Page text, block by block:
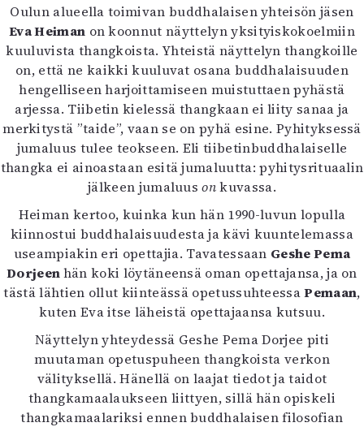
4/2026
2–3/2026
1/2026
6/2025
5/2025 saame
5/2025
Lehtiarkisto
Info
Tilaus ja irtonumerot
Yhteistyössä
Toimitus
Mediatiedot
Kaltio ry
Oulun alueella toimivan buddhalaisen yhteisön jäsen
Eva Heiman on koonnut näyttelyn yksityiskokoelmiin
kuuluvista thangkoista. Yhteistä näyttelyn thangkoille
on, että ne kaikki kuuluvat osana buddhalaisuuden
hengelliseen harjoittamiseen muistuttaen pyhästä
arjessa. Tiibetin kielessä thangkaan ei liity sanaa ja
merkitystä ”taide”, vaan se on pyhä esine. Pyhityksessä
jumaluus tulee teokseen. Eli tiibetinbuddhalaiselle
thangka ei ainoastaan esitä jumaluutta: pyhitysrituaalin
jälkeen jumaluusonkuvassa.
Heiman kertoo, kuinka kun hän 1990-luvun lopulla
kiinnostui buddhalaisuudesta ja kävi kuuntelemassa
useampiakin eri opettajia. Tavatessaan Geshe Pema
Dorjeenhän koki löytäneensä oman opettajansa, ja on
tästä lähtien ollut kiinteässä opetussuhteessaPemaan,
kuten Eva itse läheistä opettajaansa kutsuu.
Näyttelyn yhteydessä Geshe Pema Dorjee piti
muutaman opetuspuheen thangkoista verkon
välityksellä. Hänellä on laajat tiedot ja taidot
thangkamaalaukseen liittyen, sillä hän opiskeli
thangkamaalariksi ennen buddhalaisen filosofian